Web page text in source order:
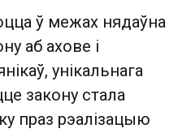
ў межах нядаўна
аб ахове і
унікальнага
закону стала
праз рэалізацыю